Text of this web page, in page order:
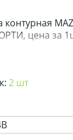
контурная
цена за
2 шт